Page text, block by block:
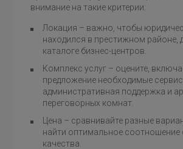
внимание на такие критерии:
Локация – важно, чтобы
находился в престижном районе,
каталоге бизнес-центров.
Комплекс услуг – оцените,
предложение необходимые
административная поддержка и
переговорных комнат.
Цена – сравнивайте разные
найти оптимальное соотношение
качества.